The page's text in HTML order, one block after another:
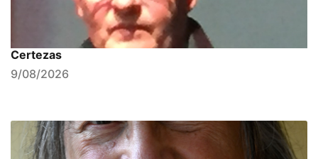
Certezas
9/08/2026